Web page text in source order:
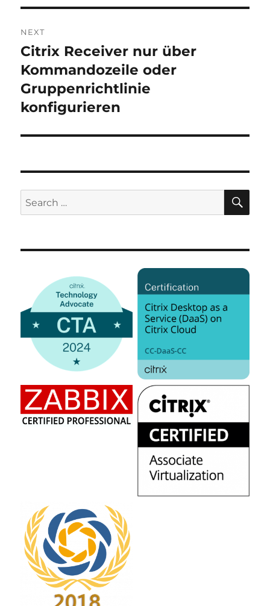
NEXT
Next
post:
Citrix Receiver nur über
Kommandozeile oder
Gruppenrichtlinie
konfigurieren
Search
for: